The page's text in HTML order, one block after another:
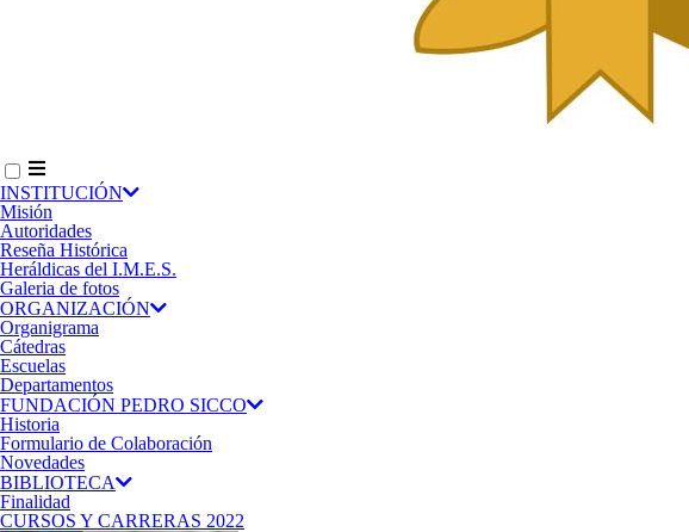
INSTITUCIÓN
Misión
Autoridades
Reseña Histórica
Heráldicas del I.M.E.S.
Galeria de fotos
ORGANIZACIÓN
Organigrama
Cátedras
Escuelas
Departamentos
FUNDACIÓN PEDRO SICCO
Historia
Formulario de Colaboración
Novedades
BIBLIOTECA
Finalidad
CURSOS Y CARRERAS 2022